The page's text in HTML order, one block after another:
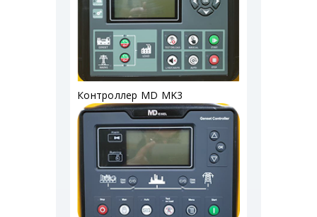
Контроллер MD MK3